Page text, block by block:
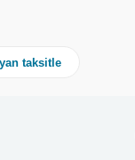
taksitle